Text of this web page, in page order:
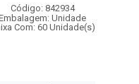
Código: 842934
Unidade
Com: 60 Unidade(s)